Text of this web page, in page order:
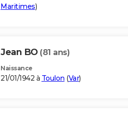
Maritimes)
Jean BO (81 ans)
Naissance
21/01/1942 à Toulon (Var)